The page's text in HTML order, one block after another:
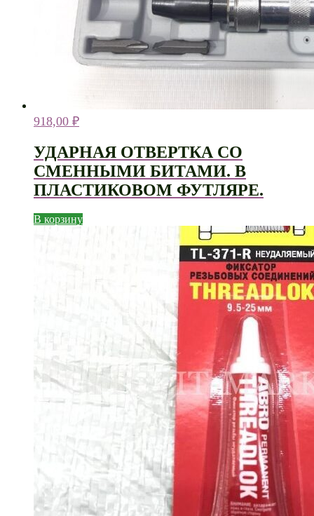
918,00 ₽
УДАРНАЯ ОТВЕРТКА СО
СМЕННЫМИ БИТАМИ. В
ПЛАСТИКОВОМ ФУТЛЯРЕ.
В корзину